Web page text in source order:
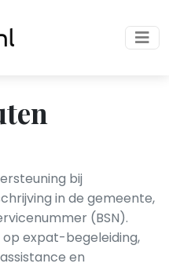
bij
in de gemeente,
(BSN).
expat-begeleiding,
en